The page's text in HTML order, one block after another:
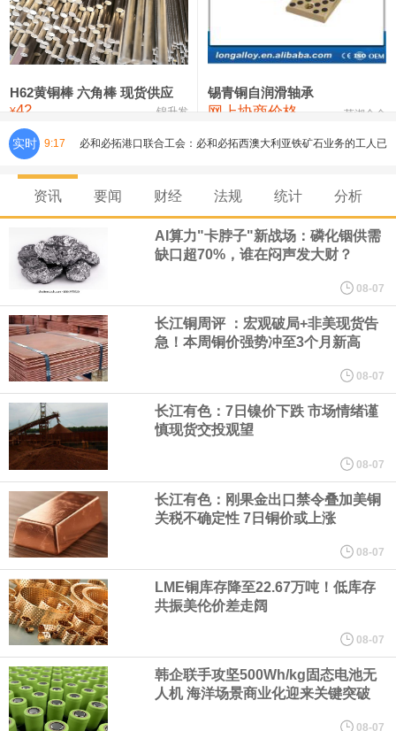
铸造铝合金锭(ZLD104) 24,300—24,500 24,400
压铸锌合金锭 26,500—26,700
氯化镍 38,300—40,300 39,300 0
H62黄铜棒 六角棒 现货供应
¥42 锦升发
锡青铜自润滑轴承
网上协商价格 芜湖合金
实时 9:17 必和必拓港口联合工会：必和必拓西澳大利亚铁矿石业务的工人已
通知，将于8月9日实施24小时停工。
8月7日，宇树科技董事长王兴兴网上路演时表示，报告期内，公司
研发费用金额分别为4,995.18万元、7,001.70万元、14,496.56万
元，最近3年复合增长率达70.36%，呈快速增长趋势，并形成多项
核心技术和知识产权。截至2026年1月31日，公司拥有262项专利权
（含境内发明专利20项）。
纽约期银日内涨4%，现报64.08美元/盎司。
宇树科技董事长、总经理兼首席技术官王兴兴在网上路演时表示，
经过多年研发创新和技术积累，公司逐步形成了包括一体化关节集
成技术、高紧凑度机器人身体集成技术、机器人激光雷达全自研核
心技术等多项已商业化应用的核心技术并已应用于公司的高性能通
用人形机器人、四足机器人等产品。
美国总统特朗普6日否认他对国防部长赫格塞思不满，称对赫格塞思
资讯 要闻 财经 法规 统计 分析
AI算力"卡脖子"新战场：磷化铟供需
缺口超70%，谁在闷声发大财？
08-07
长江铜周评 ：宏观破局+非美现货告
急！本周铜价强势冲至3个月新高
08-07
长江有色：7日镍价下跌 市场情绪谨
慎现货交投观望
08-07
长江有色：刚果金出口禁令叠加美铜
关税不确定性 7日铜价或上涨
08-07
LME铜库存降至22.67万吨！低库存
共振美伦价差走阔
08-07
韩企联手攻坚500Wh/kg固态电池无
人机 海洋场景商业化迎来关键突破
08-07